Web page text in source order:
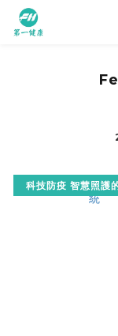
科技防疫 智慧照護